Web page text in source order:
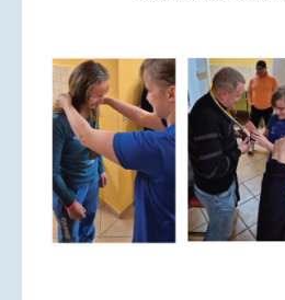
Aktualno
KORONAVIRUS - INFORMACIJE
Prispevki
Financerji
Arhiv
PRAVICE IN UGODNOSTI